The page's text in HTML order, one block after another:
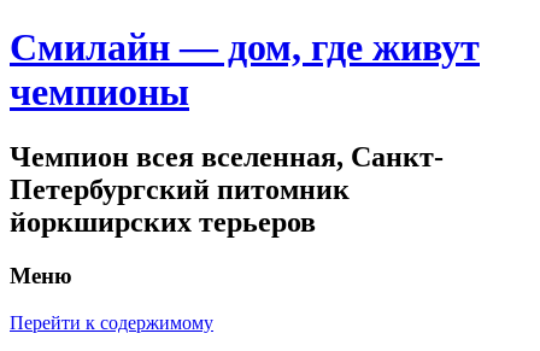
Смилайн — дом, где живут
чемпионы
Чемпион всея вселенная, Санкт-
Петербургский питомник
йоркширских терьеров
Меню
Перейти к содержимому